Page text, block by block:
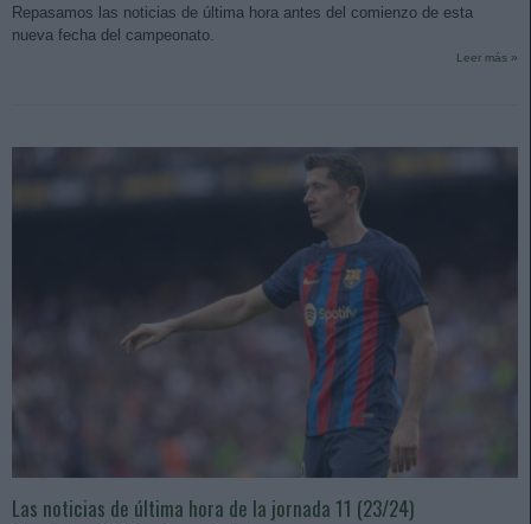
Repasamos las noticias de última hora antes del comienzo de esta
nueva fecha del campeonato.
Leer más »
Las noticias de última hora de la jornada 11 (23/24)